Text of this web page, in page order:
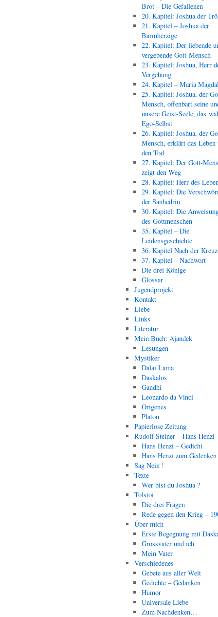
Brot – Die Gefallenen
20. Kapitel: Joshua der
21. Kapitel – Joshua der
Barmherzige
22. Kapitel: Der liebende
vergebende Gott-Mensch
23. Kapitel: Joshua, Herr
Vergebung
24. Kapitel – Maria
25. Kapitel: Joshua, der
Mensch, offenbart seine
unsere Geist-Seele, das
Ego-Selbst
26. Kapitel: Joshua, der
Mensch, erklärt das Leben
den Tod
27. Kapitel: Der Gott-
zeigt den Weg
28. Kapitel: Herr des
29. Kapitel: Die
der Sanhedrin
30. Kapitel: Die
des Gottmenschen
35. Kapitel – Die
Leidensgeschichte
36. Kapitel Nach der
37. Kapitel – Nachwort
Die drei Könige
Glossar
Jugendprojekt
Kontakt
Liebe
Links
Literatur
Mein Buch: Ajandek
Lesungen
Mystiker
Dalai Lama
Daskalos
Gandhi
Leonardo da Vinci
Origenes
Platon
Papierlose Zeitung
Rudolf Steiner – Hans Henzi
Hans Henzi – Gedicht
Hans Henzi zum Gedenken
Sag Nein !
Texte
Wer bist du Joshua ?
Tolstoi
Die drei Fragen
Rede gegen den Krieg –
Über mich
Erste Begegnung mit
Grossvater und ich
Mein Vater
Verschiedenes
Gebete aus aller Welt
Gedichte – Gedanken
Humor
Universale Liebe
Zum Nachdenken…